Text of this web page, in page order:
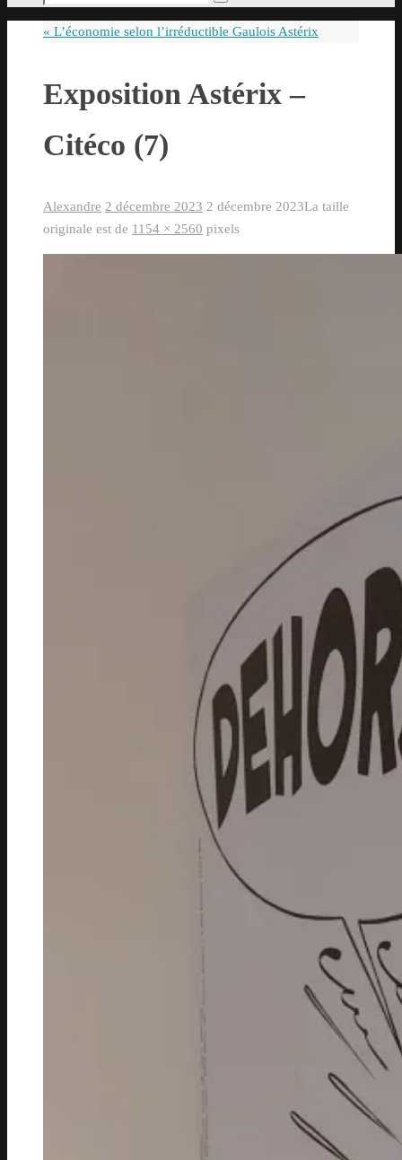
:
Rechercher
« L’économie selon l’irréductible Gaulois Astérix
Exposition Astérix –
Citéco (7)
Alexandre 2 décembre 2023 2 décembre 2023La taille
originale est de 1154 × 2560 pixels